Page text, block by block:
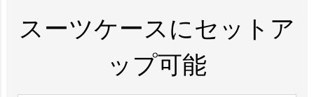
スーツケースにセットア
ップ可能